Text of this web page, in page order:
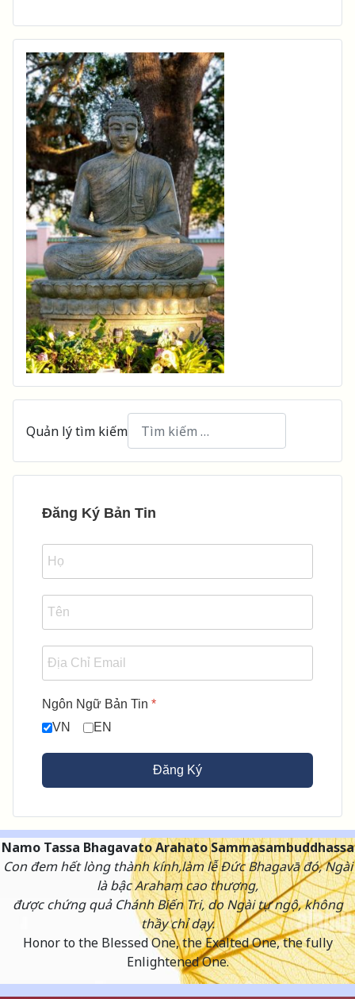
Quản lý tìm kiếm
Type 2 or more characters for results.
Đăng Ký Bản Tin
Ngôn Ngữ Bản Tin *
VN
EN
Đăng Ký
Namo Tassa Bhagavato Arahato Sammasambuddhassa
Con đem hết lòng thành kính,làm lễ Đức Bhagavā đó, Ngài
là bậc Arahaṃ cao thượng,
được chứng quả Chánh Biến Tri, do Ngài tự ngộ, không
thầy chỉ dạy.
Honor to the Blessed One, the Exalted One, the fully
Enlightened One.